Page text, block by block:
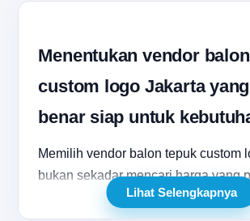
Menentukan vendor
custom logo Jakarta
benar siap untuk
Memilih vendor balon tepuk custom
bukan sekadar mencari harga yang
Sahabatku, keputusan iniLihat Selengkapnya